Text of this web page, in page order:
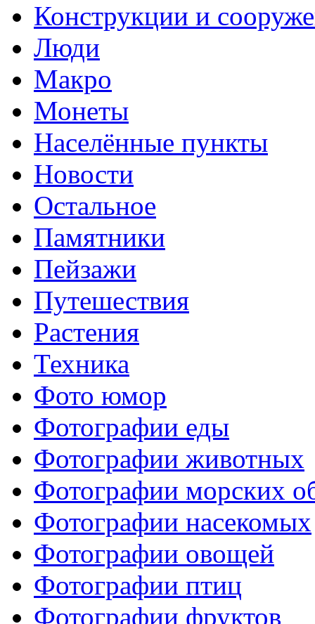
Конструкции и
Люди
Макро
Монеты
Населённые пункты
Новости
Остальное
Памятники
Пейзажи
Путешествия
Растения
Техника
Фото юмор
Фотографии еды
Фотографии животных
Фотографии морских
Фотографии насекомых
Фотографии овощей
Фотографии птиц
Фотографии фруктов